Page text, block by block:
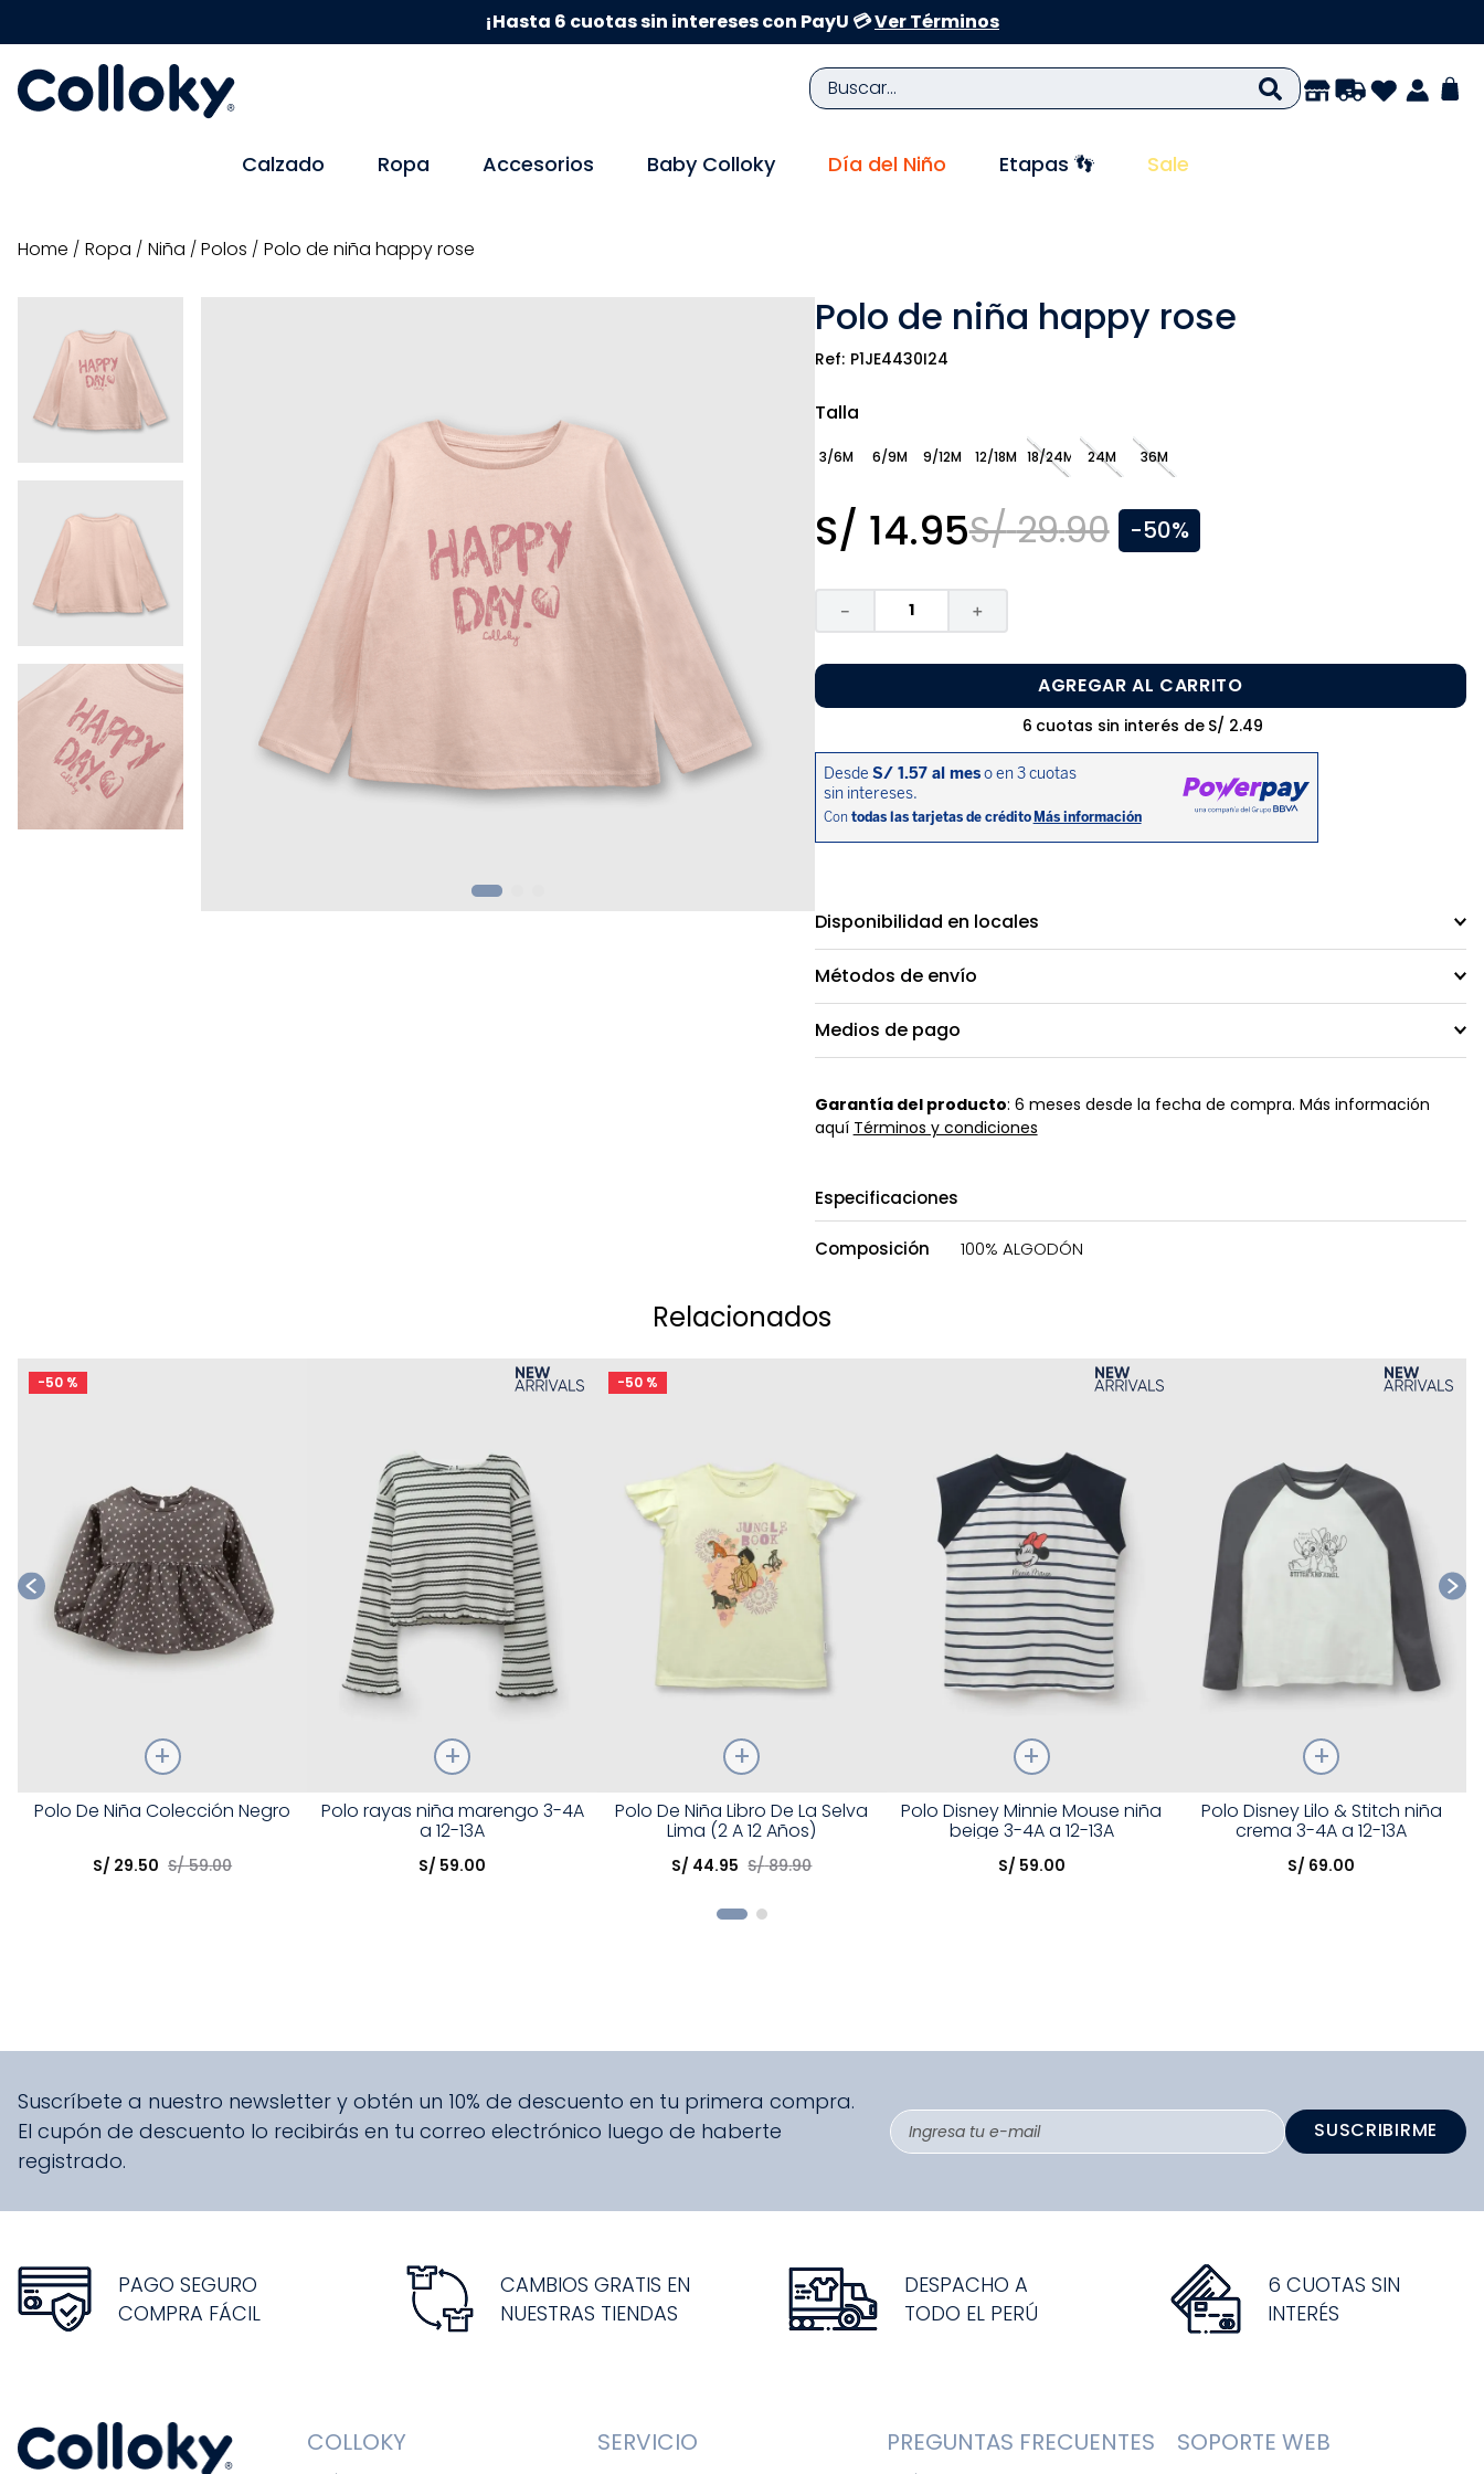
¡Hasta 6 cuotas sin intereses con PayU 💳Ver Términos
Buscar...
Calzado Ropa Accesorios Baby Colloky Día del Niño Etapas 👣 Sale
ropa niña polos Polo de niña happy rose
Polo de niña happy rose
P1JE4430I24
Talla
3/6M 6/9M 9/12M 12/18M 18/24M 24M 36M
S/ 14.95S/ 29.90 -50%
＋
－
AGREGAR AL CARRITO
6 cuotas sin interés de S/ 2.49
Disponibilidad en locales
Métodos de envío
Medios de pago
Garantía del producto: 6 meses desde la fecha de compra. Más información
aquí Términos y condiciones
Especificaciones
Composición 100% ALGODÓN
Relacionados
-50 %
Talla
Polo De Niña Colección Negro
S/ 29.50 S/ 59.00
Talla
Elige una opción
Polo rayas niña marengo 3-4A
a 12-13A
S/ 59.00
-50 %
Talla
Elige una opción
Polo De Niña Libro De La Selva
Lima (2 A 12 Años)
S/ 44.95 S/ 89.90
Talla
Elige una opción
Polo Disney Minnie Mouse niña
beige 3-4A a 12-13A
S/ 59.00
Talla
Elige una opción
Polo Disney Lilo & Stitch niña
crema 3-4A a 12-13A
S/ 69.00
Suscríbete a nuestro newsletter y obtén un 10% de descuento en tu primera compra.
El cupón de descuento lo recibirás en tu correo electrónico luego de haberte
registrado.
SUSCRIBIRME
PAGO SEGURO
COMPRA FÁCIL
CAMBIOS GRATIS EN
NUESTRAS TIENDAS
DESPACHO A
TODO EL PERÚ
6 CUOTAS SIN
INTERÉS
COLLOKY SERVICIO PREGUNTAS FRECUENTES SOPORTE WEB
TÉRMINOS MÁS BUSCADOS
7.
pijama
zapatos niña
disney